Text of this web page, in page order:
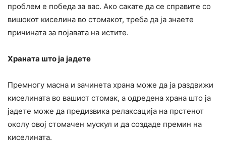
проблем е победа за вас. Ако сакате да се справите со
вишокот киселина во стомакот, треба да ја знаете
причината за појавата на истите.
Храната што ја јадете
Премногу масна и зачинета храна може да ја раздвижи
киселината во вашиот стомак, а одредена храна што ја
јадете може да предизвика релаксација на прстенот
околу овој стомачен мускул и да создаде премин на
киселината.